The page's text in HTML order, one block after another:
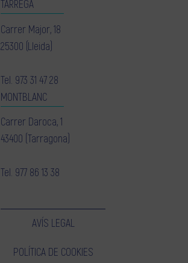
TÀRREGA
Carrer Major, 18
25300 (Lleida)
Tel. 973 31 47 28
MONTBLANC
Carrer Daroca, 1
43400 (Tarragona)
Tel. 977 86 13 38
AVÍS LEGAL
POLÍTICA DE COOKIES